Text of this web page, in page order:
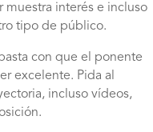
muestra interés e incluso
tipo de público.
con que el ponente
excelente. Pida al
incluso vídeos,